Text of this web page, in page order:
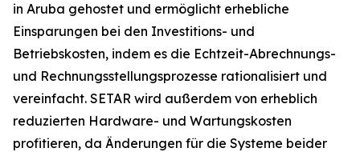
in Aruba gehostet und ermöglicht erhebliche
Einsparungen bei den Investitions- und
Betriebskosten, indem es die Echtzeit-Abrechnungs-
und Rechnungsstellungsprozesse rationalisiert und
vereinfacht. SETAR wird außerdem von erheblich
reduzierten Hardware- und Wartungskosten
profitieren, da Änderungen für die Systeme beider